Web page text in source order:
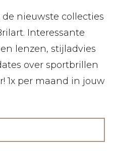
nieuwste collecties
Interessante
lenzen, stijladvies
over sportbrillen
1x per maand in jouw